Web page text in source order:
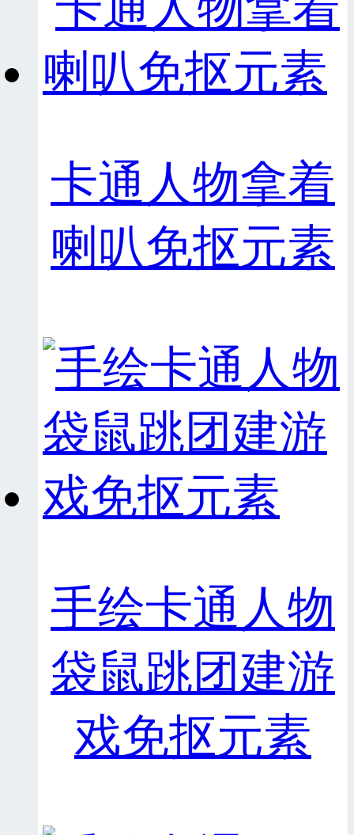
卡通人物拿着
喇叭免抠元素
手绘卡通人物
袋鼠跳团建游
戏免抠元素